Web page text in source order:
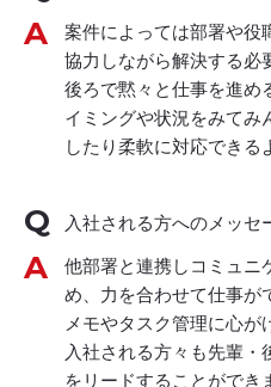
案件によっては部署や役
協力しながら解決する必
後ろで黙々と仕事を進め
イミングや状況をみてみ
したり柔軟に対応できる
入社される方へのメッセ
他部署と連携しコミュニ
め、力を合わせて仕事が
メモやタスク管理に心が
入社される方々も先輩・
をリードすることができ